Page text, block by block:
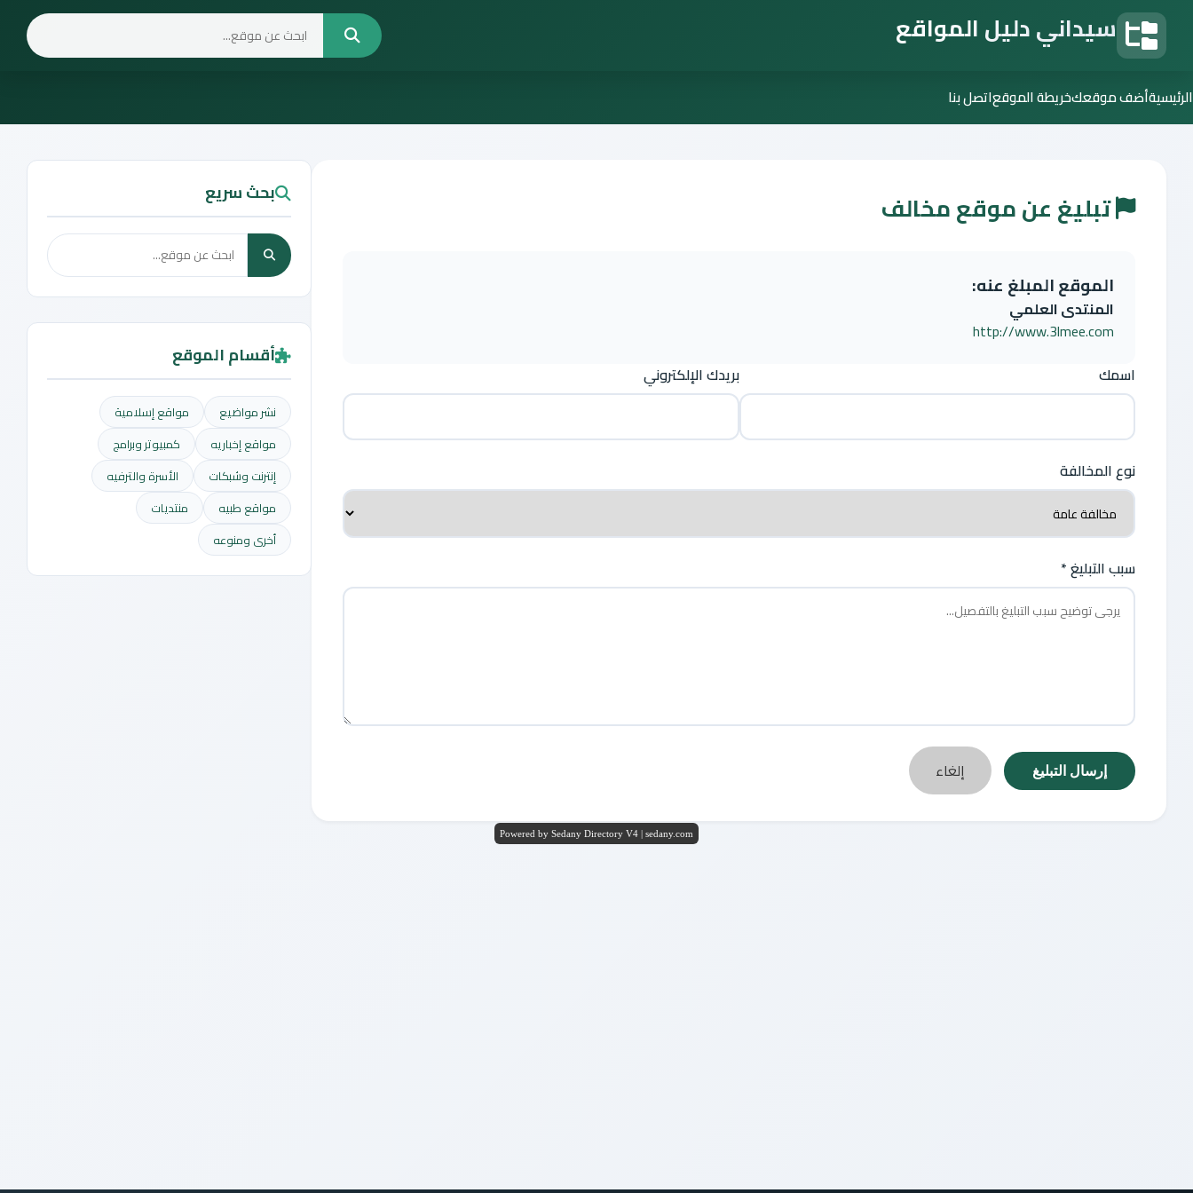
سيداني دليل المواقع
الرئيسيةأضف موقعكخريطة الموقعاتصل بنا
تبليغ عن موقع مخالف
الموقع المبلغ عنه:
المنتدى العلمي
http://www.3lmee.com
اسمك
بريدك الإلكتروني
نوع المخالفة
سبب التبليغ *
إرسال التبليغ إلغاء
بحث سريع
أقسام الموقع
نشر مواضيع
مواقع إسلامية
مواقع إخباريه
كمبيوتر وبرامج
إنترنت وشبكات
الأسرة والترفيه
مواقع طبيه
منتديات
أخرى ومنوعه
Powered by Sedany Directory V4 | sedany.com